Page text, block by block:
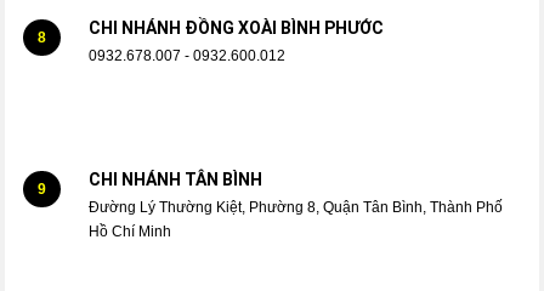
8 CHI NHÁNH ĐỒNG XOÀI BÌNH PHƯỚC
0932.678.007 - 0932.600.012
9 CHI NHÁNH TÂN BÌNH
Đường Lý Thường Kiệt, Phường 8, Quận Tân Bình, Thành Phố
Hồ Chí Minh